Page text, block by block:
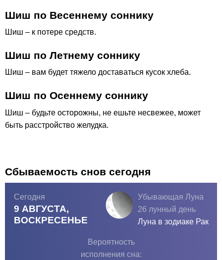
Шиш по Весеннему соннику
Шиш – к потере средств.
Шиш по Летнему соннику
Шиш – вам будет тяжело доставаться кусок хлеба.
Шиш по Осеннему соннику
Шиш – будьте осторожны, не ешьте несвежее, может
быть расстройство желудка.
Сбываемость снов сегодня
Сегодня
9 АВГУСТА,
ВОСКРЕСЕНЬЕ
Убывающая Луна
26 лунный день
Луна в зодиаке Рак
Вероятность
исполнения сна: